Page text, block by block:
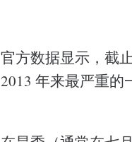
官方数据显示，截
2013 年来最严重的